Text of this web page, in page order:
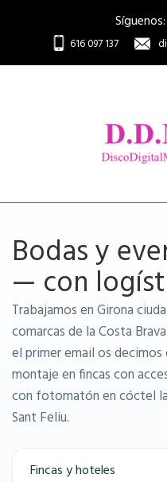
Síguenos:
616 097 137
Bodas y
— con
Trabajamos en Girona
comarcas de la Costa
el primer email os
montaje en fincas con
con fotomatón en cóctel
Sant Feliu.
Fincas y hoteles